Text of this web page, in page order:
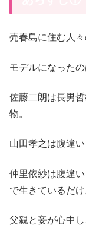
売春島に住む人々
モデルになった
佐藤二朗は長男
物。
山田孝之は腹違
仲里依紗は腹違
で生きているだけ
父親と妾が心中